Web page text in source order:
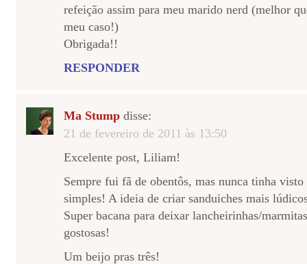
refeição assim para meu marido nerd (melhor
meu caso!)
Obrigada!!
RESPONDER
Ma Stump disse:
21 de fevereiro de 2011 às 13:50
Excelente post, Liliam!
Sempre fui fã de obentôs, mas nunca tinha
simples! A ideia de criar sanduiches mais
Super bacana para deixar lancheirinhas/
gostosas!
Um beijo pras três!